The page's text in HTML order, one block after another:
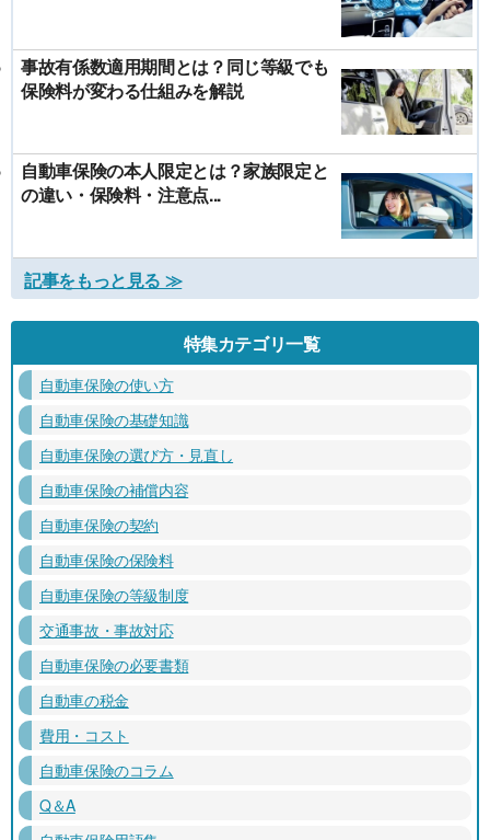
事故有係数適用期間とは？同じ等級でも
保険料が変わる仕組みを解説
自動車保険の本人限定とは？家族限定と
の違い・保険料・注意点...
記事をもっと見る ≫
特集カテゴリ一覧
自動車保険の使い方
自動車保険の基礎知識
自動車保険の選び方・見直し
自動車保険の補償内容
自動車保険の契約
自動車保険の保険料
自動車保険の等級制度
交通事故・事故対応
自動車保険の必要書類
自動車の税金
費用・コスト
自動車保険のコラム
Q＆A